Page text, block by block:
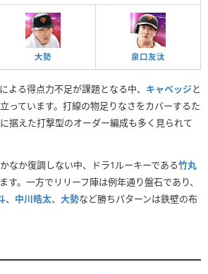
大勢
泉口友汰
よる得点力不足が課題となる中、 キャベッジと
っています。打線の物足りなさをカバーするた
据えた打撃型のオーダー編成も多く見られて
なか復調しない中、ドラ1ルーキーである竹丸
す。一方でリリーフ陣は例年通り盤石であり、
、 中川皓太、 大勢など勝ちパターンは鉄壁の布